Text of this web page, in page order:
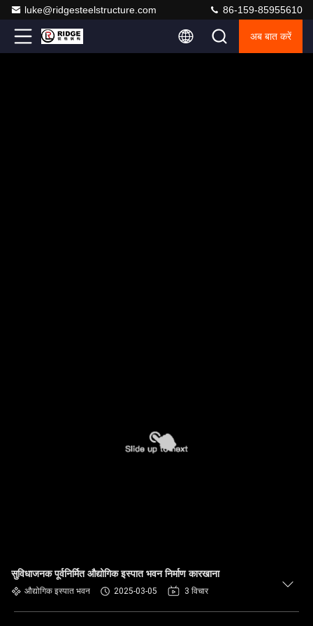
luke@ridgesteelstructure.com 86-159-85955610
अब बात करें
सुविधाजनक पूर्वनिर्मित औद्योगिक इस्पात भवन निर्माण कारखाना
औद्योगिक इस्पात भवन 2025-03-05 3 विचार